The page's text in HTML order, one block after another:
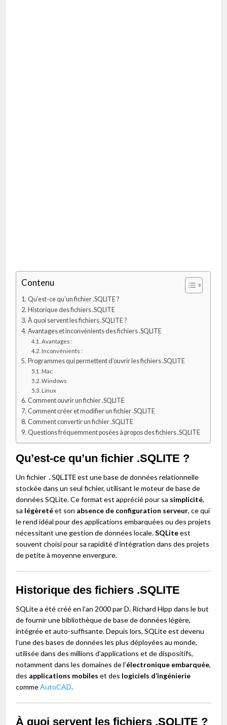
Contenu
Qu’est-ce qu’un fichier .SQLITE ?
Historique des fichiers .SQLITE
À quoi servent les fichiers .SQLITE ?
Avantages et inconvénients des fichiers .SQLITE
Avantages :
Inconvénients :
Programmes qui permettent d’ouvrir les fichiers .SQLITE
Mac
Windows
Linux
Comment ouvrir un fichier .SQLITE
Comment créer et modifier un fichier .SQLITE
Comment convertir un fichier .SQLITE
Questions fréquemment posées à propos des fichiers .SQLITE
Qu’est-ce qu’un fichier .SQLITE ?
Un fichier .SQLITEest une base de données relationnelle
stockée dans un seul fichier, utilisant le moteur de base de
données SQLite. Ce format est apprécié pour sa simplicité,
sa légèretéet son absence de configuration serveur, ce qui
le rend idéal pour des applications embarquées ou des projets
nécessitant une gestion de données locale.SQLiteest
souvent choisi pour sa rapidité d’intégration dans des projets
de petite à moyenne envergure.
Historique des fichiers .SQLITE
SQLite a été créé en l’an 2000 par D. Richard Hipp dans le but
de fournir une bibliothèque de base de données légère,
intégrée et auto-suffisante. Depuis lors, SQLite est devenu
l’une des bases de données les plus déployées au monde,
utilisée dans des millions d’applications et de dispositifs,
notamment dans les domaines de l’électronique embarquée,
des applications mobiles et des logiciels d’ingénierie
commeAutoCAD.
À quoi servent les fichiers .SQLITE ?